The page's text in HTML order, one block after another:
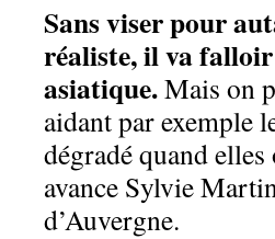
Sans viser pour
réaliste, il va falloir
asiatique.Mais on
aidant par exemple
dégradé quand
avance Sylvie
d’Auvergne.